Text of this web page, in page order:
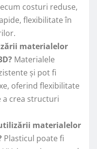
costuri reduse,
flexibilitate în
materialelor
Materialele
și pot fi
oferind flexibilitate
a crea structuri
materialelor
Plasticul poate fi